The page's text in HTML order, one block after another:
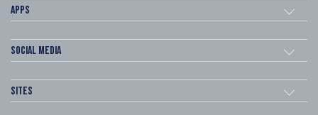
Apps
Social Media
Sites